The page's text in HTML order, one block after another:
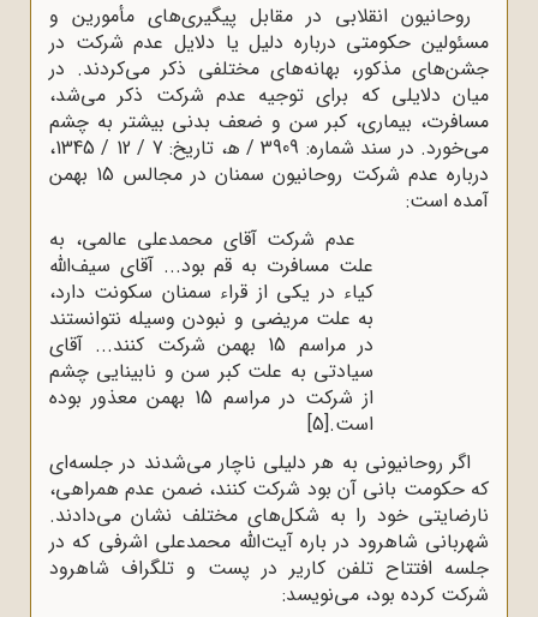
روحانیون انقلابی در مقابل پیگیری‌های مأمورین و
مسئولین حکومتی درباره دلیل یا دلایل عدم شرکت در
جشن‌های مذکور، بهانه‌های مختلفی ذکر می‌کردند. در
میان دلایلی که برای توجیه عدم شرکت ذکر می‌شد،
مسافرت، بیماری، کبر سن و ضعف بدنی بیشتر به چشم
می‌خورد. در سند شماره: 3909 / ه‍، تاریخ: 7 / 12 / 1345،
درباره عدم شرکت روحانیون سمنان در مجالس 15 بهمن
آمده است:
عدم شرکت آقای محمدعلی عالمی، به
علت مسافرت به قم بود... آقای سیف‌الله
کیاء در یکی از قراء سمنان سکونت دارد،
به علت مریضی و نبودن وسیله نتوانستند
در مراسم 15 بهمن شرکت کنند... آقای
سیادتی به علت کبر سن و نابینایی چشم
از شرکت در مراسم 15 بهمن معذور بوده
است.[5]
اگر روحانیونی به هر دلیلی ناچار می‌شدند در جلسه‌ای
که حکومت بانی آن بود شرکت کنند، ضمن عدم همراهی،
نارضایتی خود را به شکل‌های مختلف نشان می‌دادند.
شهربانی شاهرود در باره آیت‌الله محمدعلی اشرفی که در
جلسه افتتاح تلفن کاریر در پست و تلگراف شاهرود
شرکت کرده بود، می‌نویسد: